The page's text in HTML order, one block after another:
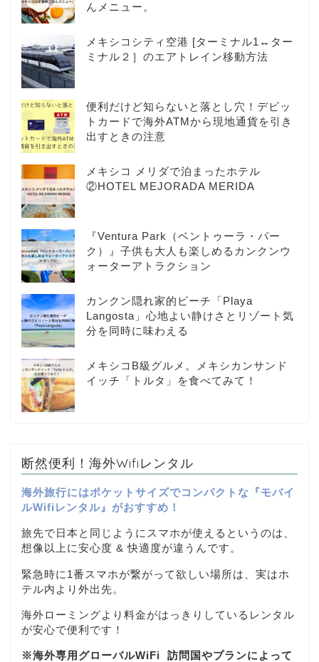
んメニュー。
メキシコシティ空港 [ターミナル1↔ター
ミナル２］のエアトレイン移動方法
便利だけど知らないと落とし穴！デビッ
トカードで海外ATMから現地通貨を引き
出すときの注意
メキシコ メリダで泊まったホテル
②HOTEL MEJORADA MERIDA
『Ventura Park（ベントゥーラ・パー
ク）』子供も大人も楽しめるカンクンウ
ォーターアトラクション
カンクン隠れ家的ビーチ「Playa
Langosta」心地よい静けさとリゾート気
分を同時に味わえる
メキシコB級グルメ。メキシカンサンド
イッチ「トルタ」を食べてみて！
断然便利！海外Wifiレンタル
海外旅行にはポケットサイズでコンパクトな『モバイ
ルWifiレンタル』がおすすめ！
旅先で日本と同じようにスマホが使えるというのは、
想像以上に安心度 & 快適度が違うんです。
緊急時に1番スマホが繋がって欲しい場所は、実はホ
テル内より外出先。
海外ローミングより料金がはっきりしているレンタル
が安心で便利です！
※海外専用グローバルWiFi 訪問国やプランによって